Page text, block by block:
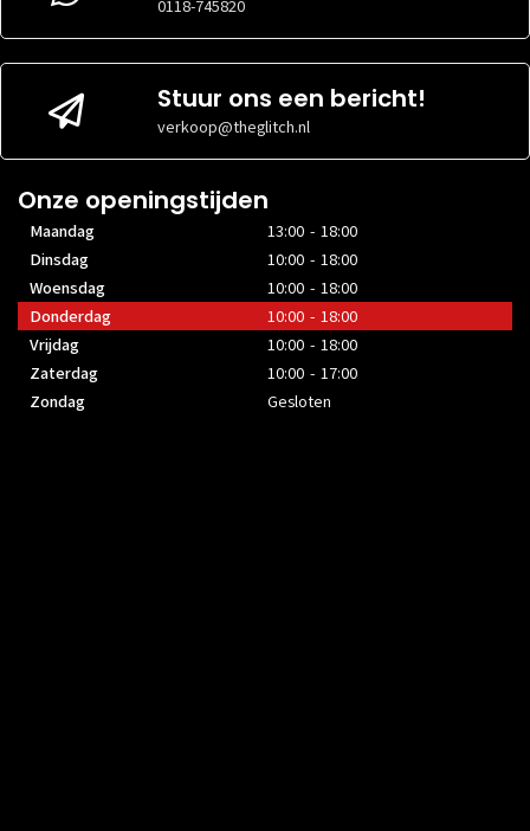
RADIATORFORMAAT
360
MAXIMALE
MAXIMALE
35.5
cm
0118-745820
Stuur ons een bericht!
verkoop@theglitch.nl
Onze openingstijden
Maandag
13:00 - 18:00
Dinsdag
10:00 - 18:00
Woensdag
10:00 - 18:00
Donderdag
10:00 - 18:00
Vrijdag
10:00 - 18:00
Zaterdag
10:00 - 17:00
Zondag
Gesloten